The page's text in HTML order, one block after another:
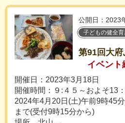
公開日：2023
子どもの健全
第91回大
イベント
開催日：2023年3月18日
開催時間：９:４５～およそ13
2024年4月20日(土)午前9時45
まで(受付9時15分から)